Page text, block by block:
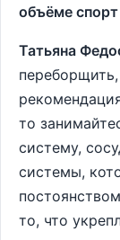
объёме
Татьяна
то
систему,
системы,
то, что